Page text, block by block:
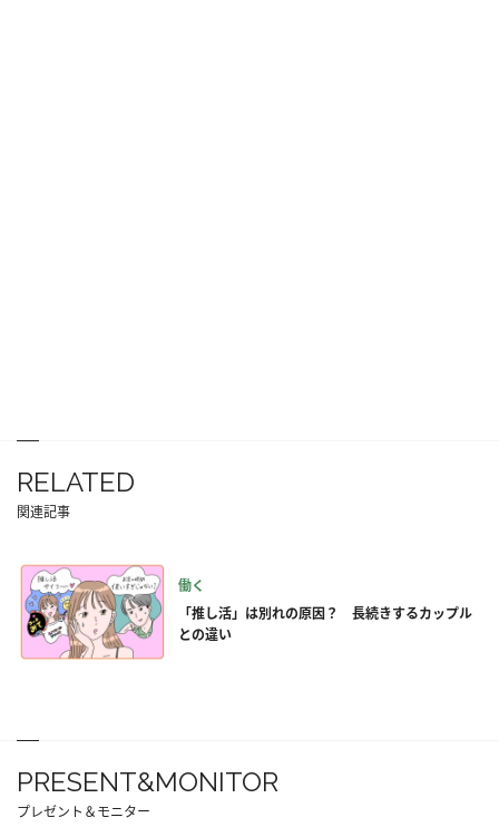
RELATED
関連記事
働く
「推し活」は別れの原因？ 長続きするカップル
との違い
PRESENT&MONITOR
プレゼント＆モニター